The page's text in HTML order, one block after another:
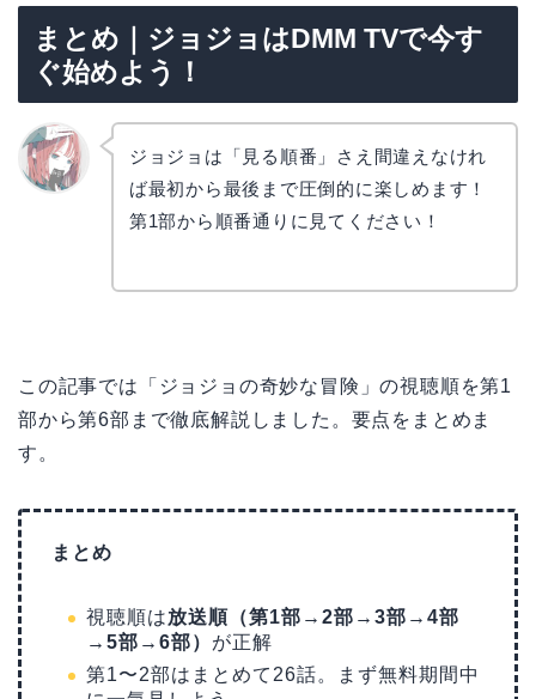
まとめ｜ジョジョはDMM TVで今す
ぐ始めよう！
ジョジョは「見る順番」さえ間違えなけれ
ば最初から最後まで圧倒的に楽しめます！
第1部から順番通りに見てください！
この記事では「ジョジョの奇妙な冒険」の視聴順を第1
部から第6部まで徹底解説しました。要点をまとめま
す。
まとめ
視聴順は放送順（第1部→2部→3部→4部
→5部→6部） が正解
第1〜2部はまとめて26話。まず無料期間中